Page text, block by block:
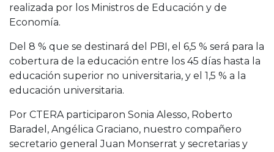
realizada por los Ministros de Educación y de
Economía.
Del 8 % que se destinará del PBI, el 6,5 % será para la
cobertura de la educación entre los 45 días hasta la
educación superior no universitaria, y el 1,5 % a la
educación universitaria.
Por CTERA participaron Sonia Alesso, Roberto
Baradel, Angélica Graciano, nuestro compañero
secretario general Juan Monserrat y secretarias y